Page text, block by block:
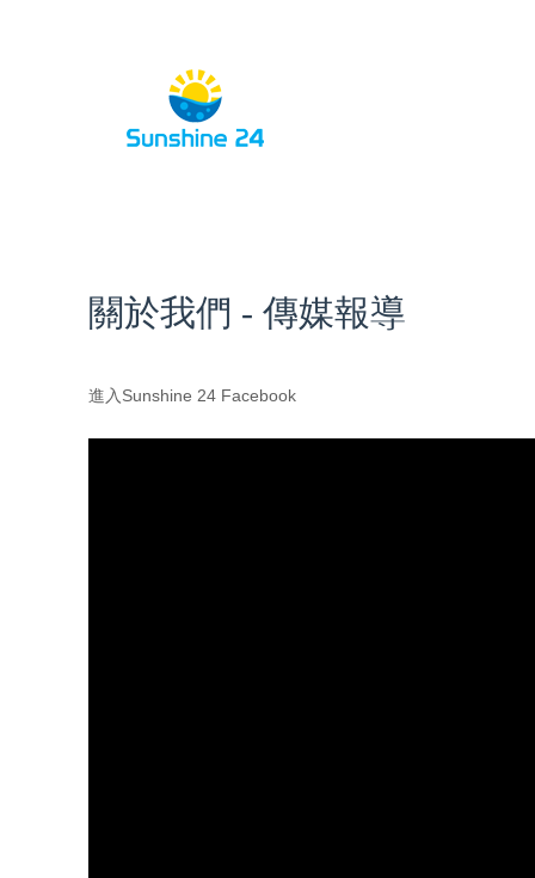
關於我們 - 傳媒報導
進入Sunshine 24 Facebook